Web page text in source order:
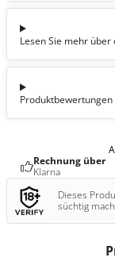
Lesen Sie mehr über
Rechnung über
Klarna
Dieses
süchtig